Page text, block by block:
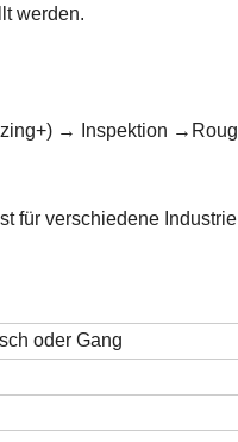
werden.
→ Inspektion
für verschiedene
oder Gang